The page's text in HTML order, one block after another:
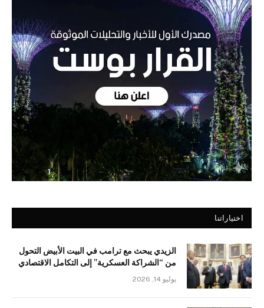
اختياراتنا
الزيدي يبحث مع ترامب في البيت الأبيض التحول
من “الشراكة العسكرية” إلى التكامل الاقتصادي
يوليو 14, 2026